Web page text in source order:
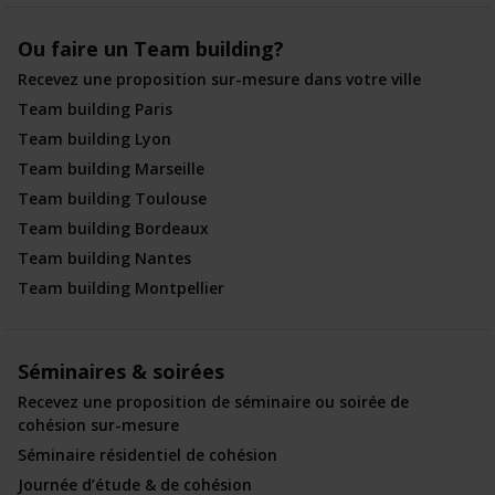
Ou faire un Team building?
Recevez une proposition sur-mesure dans votre ville
Team building Paris
Team building Lyon
Team building Marseille
Team building Toulouse
Team building Bordeaux
Team building Nantes
Team building Montpellier
Séminaires & soirées
Recevez une proposition de séminaire ou soirée de
cohésion sur-mesure
Séminaire résidentiel de cohésion
Journée d’étude & de cohésion